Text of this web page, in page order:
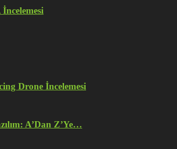
Drone İncelemesi
A’Dan Z’Ye…